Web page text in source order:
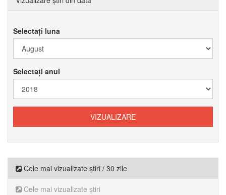
Selectați luna
Selectați anul
Cele mai vizualizate știri / 30 zile
Cele mai vizualizate știri